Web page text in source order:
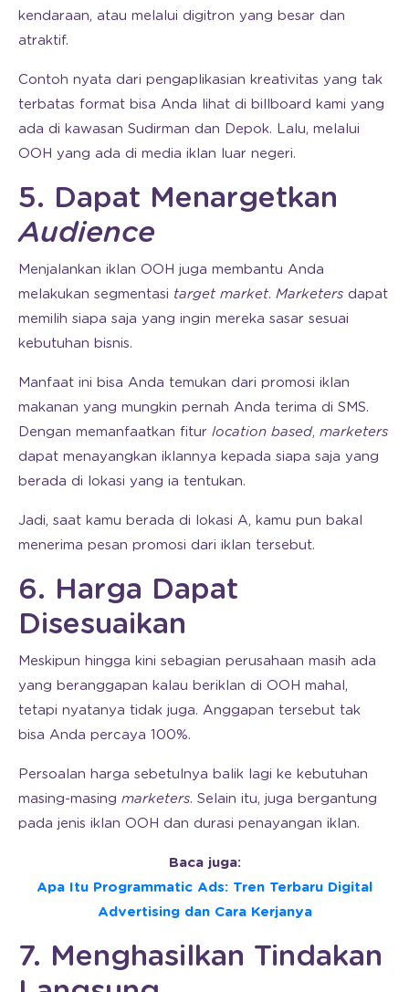
kendaraan, atau melalui digitron yang besar dan
atraktif.
Contoh nyata dari pengaplikasian kreativitas yang tak
terbatas format bisa Anda lihat di billboard kami yang
ada di kawasan Sudirman dan Depok. Lalu, melalui
OOH yang ada di media iklan luar negeri.
5. Dapat Menargetkan
Audience
Menjalankan iklan OOH juga membantu Anda
melakukan segmentasi target market. Marketers dapat
memilih siapa saja yang ingin mereka sasar sesuai
kebutuhan bisnis.
Manfaat ini bisa Anda temukan dari promosi iklan
makanan yang mungkin pernah Anda terima di SMS.
Dengan memanfaatkan fitur location based, marketers
dapat menayangkan iklannya kepada siapa saja yang
berada di lokasi yang ia tentukan.
Jadi, saat kamu berada di lokasi A, kamu pun bakal
menerima pesan promosi dari iklan tersebut.
6. Harga Dapat
Disesuaikan
Meskipun hingga kini sebagian perusahaan masih ada
yang beranggapan kalau beriklan di OOH mahal,
tetapi nyatanya tidak juga. Anggapan tersebut tak
bisa Anda percaya 100%.
Persoalan harga sebetulnya balik lagi ke kebutuhan
masing-masing marketers. Selain itu, juga bergantung
pada jenis iklan OOH dan durasi penayangan iklan.
Baca juga:
Apa Itu Programmatic Ads: Tren Terbaru Digital
Advertising dan Cara Kerjanya
7. Menghasilkan Tindakan